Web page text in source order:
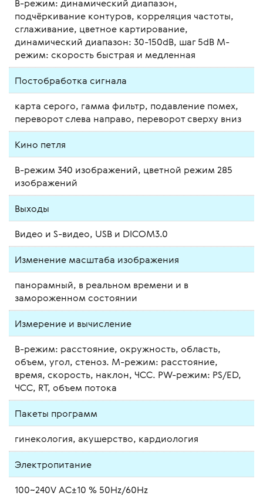
В-режим: динамический диапазон,
подчёркивание контуров, корреляция частоты,
сглаживание, цветное картирование,
динамический диапазон: 30-150dB, шаг 5dB М-
режим: скорость быстрая и медленная
Постобработка сигнала
карта серого, гамма фильтр, подавление помех,
переворот слева направо, переворот сверху вниз
Кино петля
В-режим 340 изображений, цветной режим 285
изображений
Выходы
Видео и S-видео, USB и DICOM3.0
Изменение масштаба изображения
панорамный, в реальном времени и в
замороженном состоянии
Измерение и вычисление
B-режим: расстояние, окружность, область,
объем, угол, стеноз. М-режим: расстояние,
время, скорость, наклон, ЧСС. PW-режим: PS/ED,
ЧСС, RT, объем потока
Пакеты программ
гинекология, акушерство, кардиология
Электропитание
100~240V AC±10 % 50Hz/60Hz